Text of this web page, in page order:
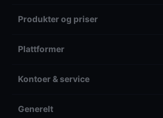
Produkter og priser
Plattformer
Kontoer & service
Generelt